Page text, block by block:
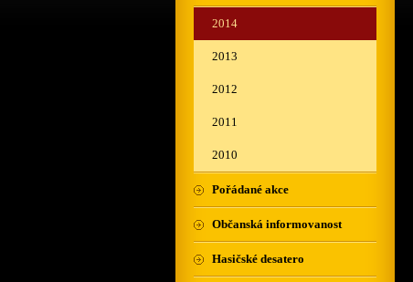
2014
2013
2012
2011
2010
Pořádané akce
Občanská informovanost
Hasičské desatero